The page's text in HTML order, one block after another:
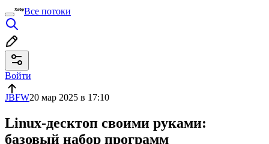
Все потоки
Войти
JBFW20 мар 2025 в 17:10
Linux-десктоп своими руками:
базовый набор программ